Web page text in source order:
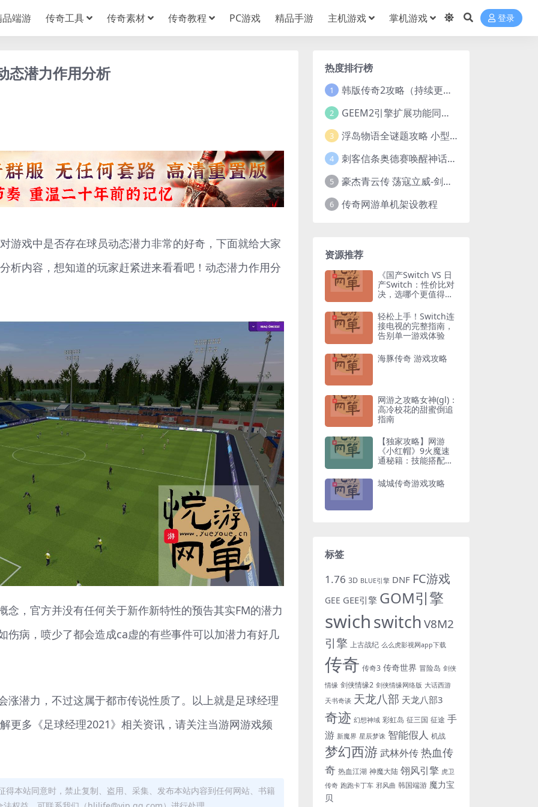
品端游 传奇工具 传奇素材 传奇教程 PC游戏 精品手游 主机游戏 掌机游戏 登录
态潜力作用分析
游戏中是否存在球员动态潜力非常的好奇，下面就给大家
析内容，想知道的玩家赶紧进来看看吧！动态潜力作用分
念，官方并没有任何关于新作新特性的预告其实FM的潜力
伤病，喷少了都会造成ca虚的有些事件可以加潜力有好几
涨潜力，不过这属于都市传说性质了。以上就是足球经理
更多《足球经理2021》相关资讯，请关注当游网游戏频
本站同意时，禁止复制、盗用、采集、发布本站内容到任何网站、书籍
热度排行榜
1 韩版传奇2攻略（持续更新）
2 GEEM2引擎扩展功能同步捡物、角色自动捡物
3 浮岛物语全谜题攻略 小型谜题解谜汇总
4 刺客信条奥德赛唤醒神话谜题答案 斯芬克斯主线攻略
5 豪杰青云传 荡寇立威-剑舞红尘-英雄志楼(解压即玩)
6 传奇网游单机架设教程
资源推荐
《国产Switch VS 日
产Switch：性价比对
决，选哪个更值得入
轻松上手！Switch连
接电视的完整指南，
告别单一游戏体验
海豚传奇 游戏攻略
网游之攻略女神(gl)：
高冷校花的甜蜜倒追
指南
【独家攻略】网游
《小红帽》9火魔速
通秘籍：技能搭配与
城城传奇游戏攻略
标签
1.76 3D BLUE引擎 DNF FC游戏
GEE GEE引擎 GOM引擎
swichswitchV8M2
引擎 上古战纪 么么虎影视网app下载
传奇 传奇3 传奇世界 冒险岛 剑侠
情缘 剑侠情缘2 剑侠情缘网络版 大话西游
天书奇谈 天龙八部 天龙八部3
奇迹 幻想神域 彩虹岛 征三国 征途 手
游 新魔界 星辰梦诛 智能假人 机战
梦幻西游 武林外传热血传
奇 热血江湖 神魔大陆 翎风引擎 虎卫
传奇 跑跑卡丁车 邪风曲 韩国端游 魔力宝
贝